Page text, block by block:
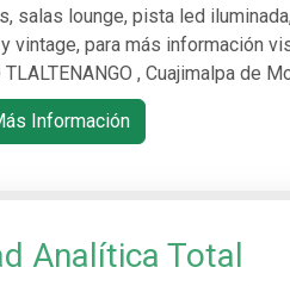
salas lounge, pista led
vintage, para más información
, Cuajimalpa de
Información
Analítica Total